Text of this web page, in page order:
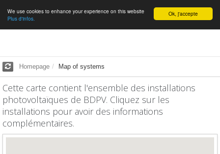
English Ok, j'accepte
We use cookies to enhance your experience on this website
Plus d'infos.
Homepage Map of systems
Cette carte contient l'ensemble des installations
photovoltaïques de BDPV. Cliquez sur les
installations pour avoir des informations
complémentaires.